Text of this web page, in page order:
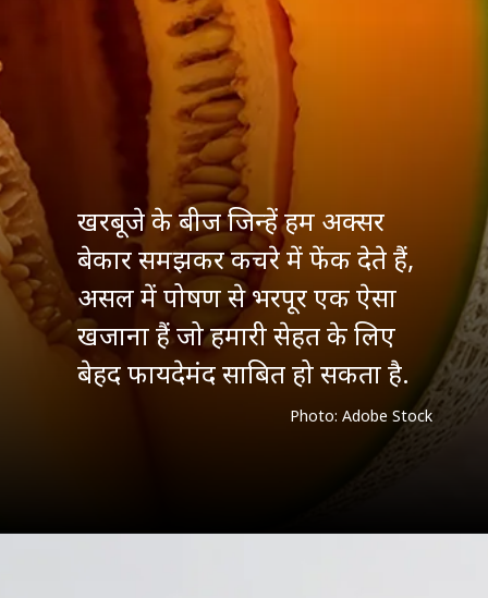
खरबूजे के बीज जिन्हें हम अक्सर
बेकार समझकर कचरे में फेंक देते हैं,
असल में पोषण से भरपूर एक ऐसा
खजाना हैं जो हमारी सेहत के लिए
बेहद फायदेमंद साबित हो सकता है.
Photo: Adobe Stock